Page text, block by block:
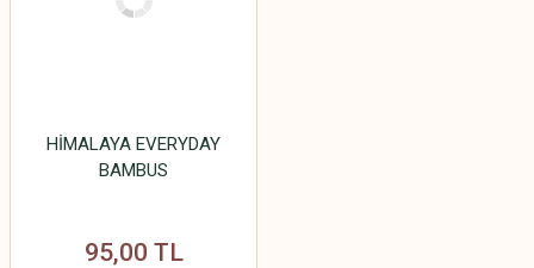
HİMALAYA EVERYDAY
BAMBUS
95,00 TL